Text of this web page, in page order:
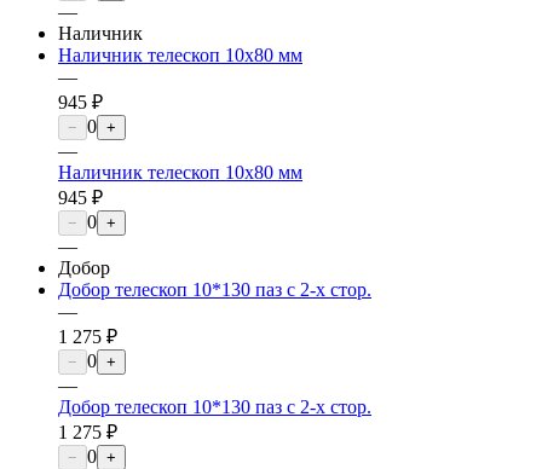
—
Наличник
Наличник телескоп 10х80 мм
—
945 ₽
− 0 +
—
Наличник телескоп 10х80 мм
945 ₽
− 0 +
—
Добор
Добор телескоп 10*130 паз с 2-х стор.
—
1 275 ₽
− 0 +
—
Добор телескоп 10*130 паз с 2-х стор.
1 275 ₽
− 0 +